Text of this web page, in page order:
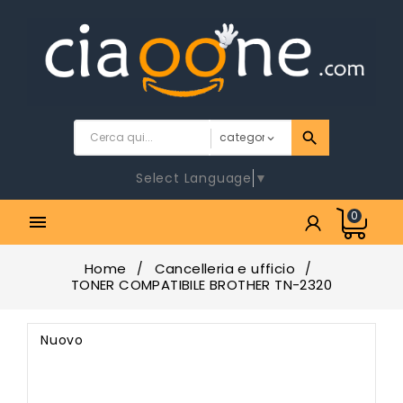
Select Language ▼
 0
Home
Cancelleria e ufficio
TONER COMPATIBILE BROTHER TN-2320
Nuovo